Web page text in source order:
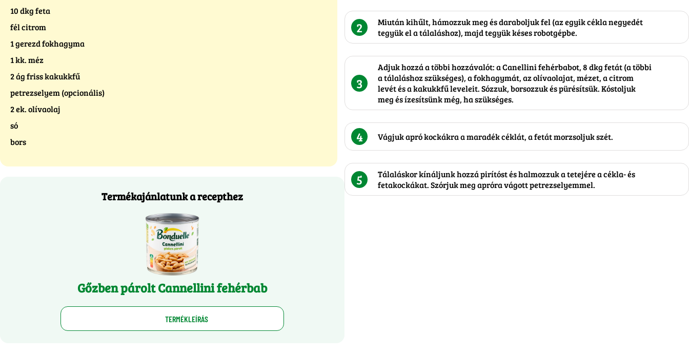
10 dkg feta
fél citrom
1 gerezd fokhagyma
1 kk. méz
2 ág friss kakukkfű
petrezselyem (opcionális)
2 ek. olívaolaj
só
bors
Termékajánlatunk a recepthez
Gőzben párolt Cannellini fehérbab
TERMÉKLEÍRÁS
2
Miután kihűlt, hámozzuk meg és daraboljuk fel (az egyik cékla negyedét
tegyük el a tálaláshoz), majd tegyük késes robotgépbe.
3
Adjuk hozzá a többi hozzávalót: a Canellini fehérbabot, 8 dkg fetát (a többi
a tálaláshoz szükséges), a fokhagymát, az olívaolajat, mézet, a citrom
levét és a kakukkfű leveleit. Sózzuk, borsozzuk és pürésítsük. Kóstoljuk
meg és ízesítsünk még, ha szükséges.
4 Vágjuk apró kockákra a maradék céklát, a fetát morzsoljuk szét.
5
Tálaláskor kínáljunk hozzá pirítóst és halmozzuk a tetejére a cékla- és
fetakockákat. Szórjuk meg apróra vágott petrezselyemmel.